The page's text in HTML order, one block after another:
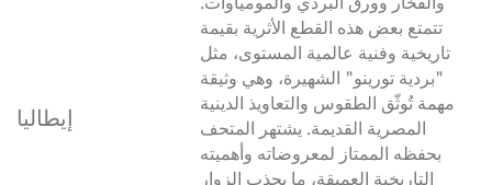
إيطاليا
تتمتع بعض هذه القطع الأثرية بقيمة
تاريخية وفنية عالمية المستوى، مثل
"بردية تورينو" الشهيرة، وهي وثيقة
مهمة تُوثّق الطقوس والتعاويذ الدينية
المصرية القديمة. يشتهر المتحف
بحفظه الممتاز لمعروضاته وأهميته
التاريخية العميقة، ما يجذب الزوار